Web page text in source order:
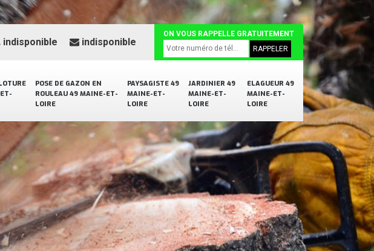
POSE DE GAZON EN
ROULEAU 49 MAINE-ET-
LOIRE
PAYSAGISTE 49
MAINE-ET-
LOIRE
JARDINIER 49
MAINE-ET-
LOIRE
ELAGUEUR 49
MAINE-ET-
LOIRE
indisponible indisponible
ON VOUS RAPPELLE GRATUITEMENT